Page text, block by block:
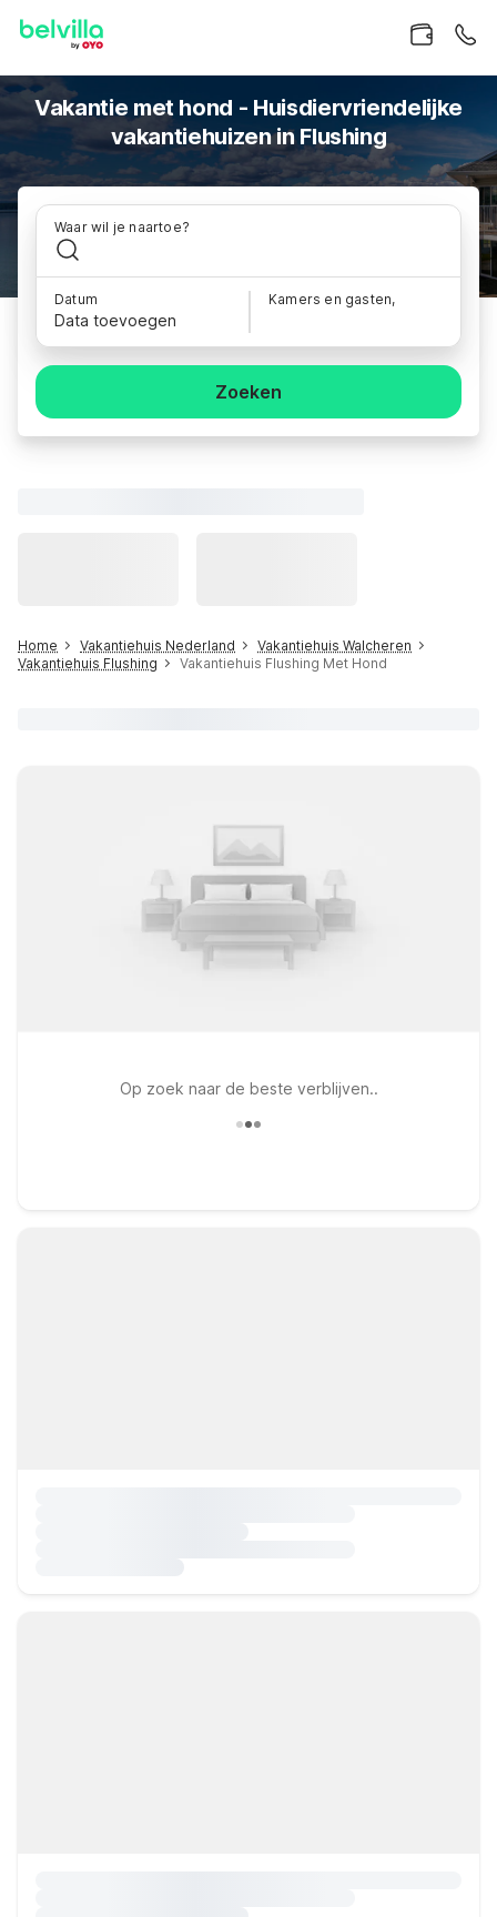
Vakantie met hond - Huisdiervriendelijke
vakantiehuizen in Flushing
Waar wil je naartoe?
Datum
Data toevoegen
Kamers en gasten,
Zoeken
Home Vakantiehuis Nederland
Vakantiehuis Walcheren
Vakantiehuis Flushing
Vakantiehuis Flushing Met Hond
Op zoek naar de beste verblijven..